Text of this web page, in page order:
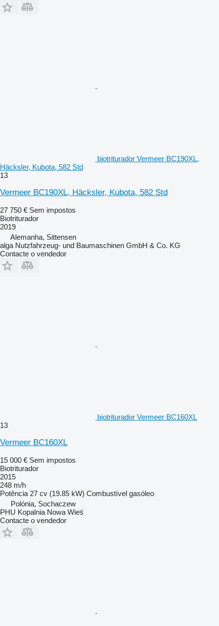
biotriturador Vermeer BC190XL,
Häcksler, Kubota, 582 Std
13
Vermeer BC190XL, Häcksler, Kubota, 582 Std
27 750 € Sem impostos
Biotriturador
2019
Alemanha, Sittensen
alga Nutzfahrzeug- und Baumaschinen GmbH & Co. KG
Contacte o vendedor
biotriturador Vermeer BC160XL
13
Vermeer BC160XL
15 000 € Sem impostos
Biotriturador
2015
248 m/h
Potência 27 cv (19.85 kW) Combustível gasóleo
Polónia, Sochaczew
PHU Kopalnia Nowa Wieś
Contacte o vendedor